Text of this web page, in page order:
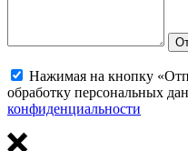
Нажимая на кнопку
обработку персональных
конфиденциальности